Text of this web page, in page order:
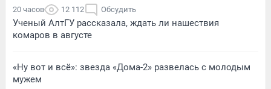
20 часов 12 112 Обсудить
Ученый АлтГУ рассказала, ждать ли нашествия
комаров в августе
«Ну вот и всё»: звезда «Дома-2» развелась с молодым
мужем